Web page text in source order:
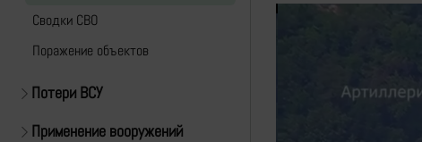
Cводки СВО
Поражение объектов
Потери ВСУ
Применение вооружений